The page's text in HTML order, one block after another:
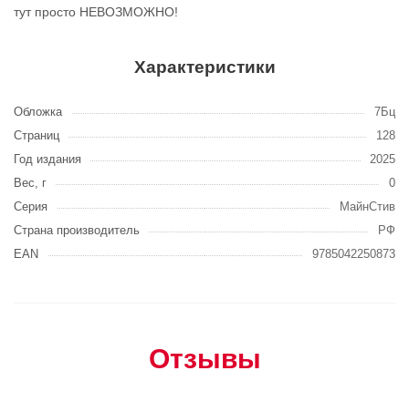
тут просто НЕВОЗМОЖНО!
Характеристики
Обложка
7Бц
Страниц
128
Год издания
2025
Вес, г
0
Серия
МайнСтив
Страна производитель
РФ
EAN
9785042250873
Отзывы